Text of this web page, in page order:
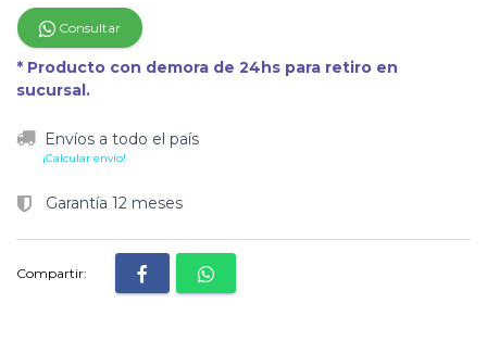
Consultar
* Producto con demora de 24hs para retiro en
sucursal.
Envíos a todo el país
¡Calcular envío!
Garantía 12 meses
Compartir: